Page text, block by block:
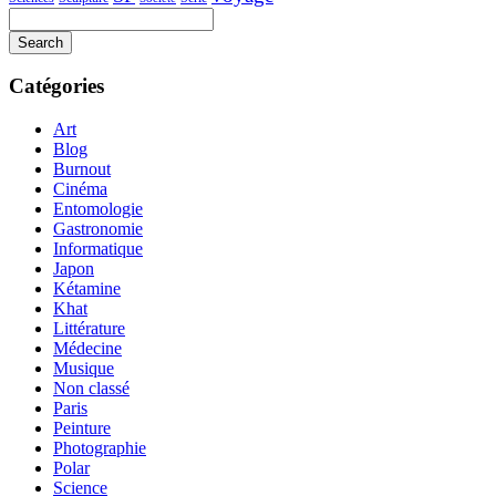
Search
is
progress
Catégories
Art
Blog
Burnout
Cinéma
Entomologie
Gastronomie
Informatique
Japon
Kétamine
Khat
Littérature
Médecine
Musique
Non classé
Paris
Peinture
Photographie
Polar
Science